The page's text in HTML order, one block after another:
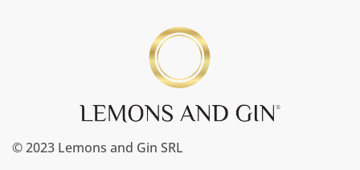
© 2023 Lemons and Gin SRL